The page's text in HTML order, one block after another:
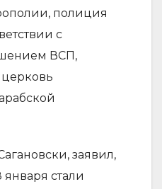
полиция
с
ВСП,
церковь
заявил,
стали